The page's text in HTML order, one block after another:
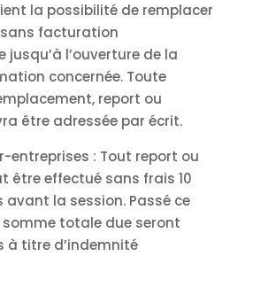
la possibilité de remplacer
facturation
jusqu’à l’ouverture de la
concernée. Toute
report ou
être adressée par écrit.
entreprises : Tout report ou
être effectué sans frais 10
avant la session. Passé ce
somme totale due seront
à titre d’indemnité